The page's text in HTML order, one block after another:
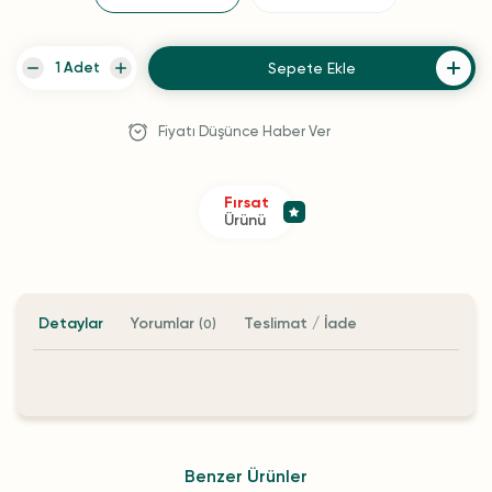
Sepete Ekle
Fiyatı Düşünce Haber Ver
Fırsat
Ürünü
Detaylar Yorumlar (0) Teslimat / İade
Benzer Ürünler